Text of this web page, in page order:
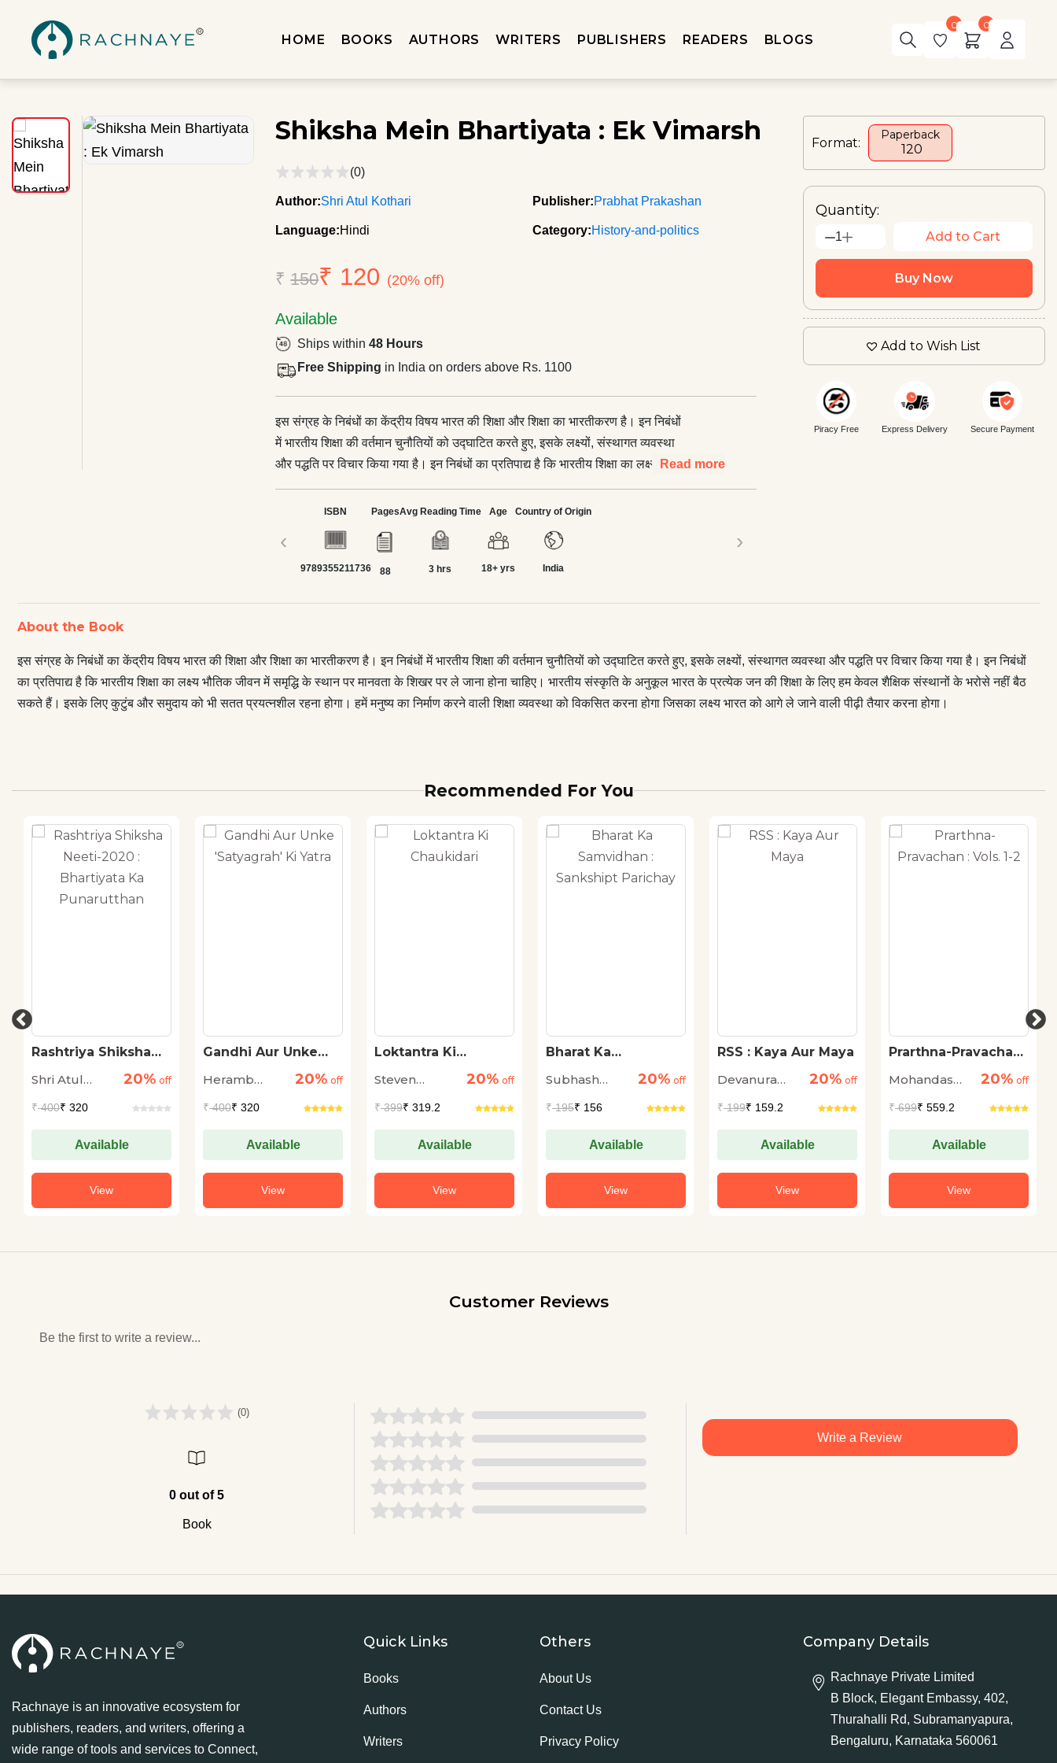
HOME BOOKS AUTHORS WRITERS PUBLISHERS READERS BLOGS
0 0
Shiksha Mein Bhartiyata : Ek Vimarsh
(0)
Author:Shri Atul Kothari Publisher:Prabhat Prakashan
Language:Hindi Category:History-and-politics
₹150₹ 120 (20% off)
Available
Ships within48 Hours
Free Shipping in India on orders above Rs. 1100
इस संग्रह के निबंधों का केंद्रीय विषय भारत की शिक्षा और शिक्षा का भारतीकरण है। इन निबंधों
में भारतीय शिक्षा की वर्तमान चुनौतियों को उद्घाटित करते हुए, इसके लक्ष्यों, संस्थागत व्यवस्था
और पद्धति पर विचार किया गया है। इन निबंधों का प्रतिपाद्य है कि भारतीय शिक्षा का लक्ष्य
संस्कृति के अनुकूल भारत के प्रत्येक जन की शिक्षा के लिए हम केवल शैक्षिक संस्थानों के भरोसे
नहीं बैठ सकते हैं। इसके लिए कुटुंब और समुदाय को भी सतत प्रयत्नशील रहना होगा। हमें
मनुष्य का निर्माण करने वाली शिक्षा व्यवस्था को विकसित करना होगा जिसका लक्ष्य भारत को
आगे ले जाने वाली पीढ़ी तैयार करना होगा।
Read more
‹
ISBN
9789355211736
Pages
88
Avg Reading Time
3 hrs
Age
18+ yrs
Country of Origin
India
›
Format:
Paperback
₹ 120
Quantity:
1 Add to Cart
Buy Now
Add to Wish List
Piracy Free Express Delivery Secure Payment
About the Book
इस संग्रह के निबंधों का केंद्रीय विषय भारत की शिक्षा और शिक्षा का भारतीकरण है। इन निबंधों में भारतीय शिक्षा की वर्तमान चुनौतियों को उद्घाटित करते हुए, इसके लक्ष्यों, संस्थागत व्यवस्था और पद्धति पर विचार किया गया है। इन निबंधों
का प्रतिपाद्य है कि भारतीय शिक्षा का लक्ष्य भौतिक जीवन में समृद्धि के स्थान पर मानवता के शिखर पर ले जाना होना चाहिए। भारतीय संस्कृति के अनुकूल भारत के प्रत्येक जन की शिक्षा के लिए हम केवल शैक्षिक संस्थानों के भरोसे नहीं बैठ
सकते हैं। इसके लिए कुटुंब और समुदाय को भी सतत प्रयत्नशील रहना होगा। हमें मनुष्य का निर्माण करने वाली शिक्षा व्यवस्था को विकसित करना होगा जिसका लक्ष्य भारत को आगे ले जाने वाली पीढ़ी तैयार करना होगा।
Recommended For You
Rashtriya Shiksha
Bhartiyata Ka
Shri Atul
20% off
₹400₹ 320
Available
View
Gandhi Aur Unke
Heramb
20% off
₹400₹ 320
Available
View
Loktantra Ki
Steven
20% off
₹399₹ 319.2
Available
View
Bharat Ka
Sankshipt Parichay
Subhash
20% off
₹195₹ 156
Available
View
RSS : Kaya Aur Maya
Devanura
20% off
₹199₹ 159.2
Available
View
Prarthna-Pravachan :
Mohandas
20% off
₹699₹ 559.2
Available
View
Customer Reviews
Be the first to write a review...
(0)
0 out of 5
Book
Write a Review
Rachnaye is an innovative ecosystem for
publishers, readers, and writers, offering a
wide range of tools and services to Connect,
Quick Links
Books
Authors
Writers
Others
About Us
Contact Us
Privacy Policy
Company Details
Rachnaye Private Limited
B Block, Elegant Embassy, 402,
Thurahalli Rd, Subramanyapura,
Bengaluru, Karnataka 560061